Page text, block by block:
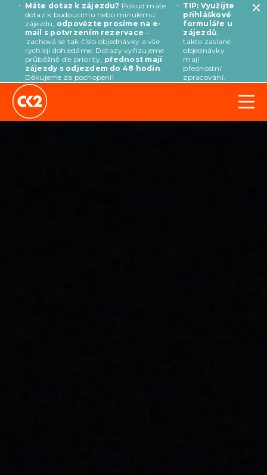
Máte dotaz k zájezdu? Pokud máte
dotaz k budoucímu nebo minulému
zájezdu, odpovězte prosíme na e-
mail s potvrzením rezervace –
zachová se tak číslo objednávky a vše
rychleji dohledáme. Dotazy vyřizujeme
průběžně dle priority, přednost mají
zájezdy s odjezdem do 48 hodin
Děkujeme za pochopení!
TIP: Využijte
přihláškové
formuláře u
zájezdů
takto zaslané
objednávky
mají
přednostní
zpracování.